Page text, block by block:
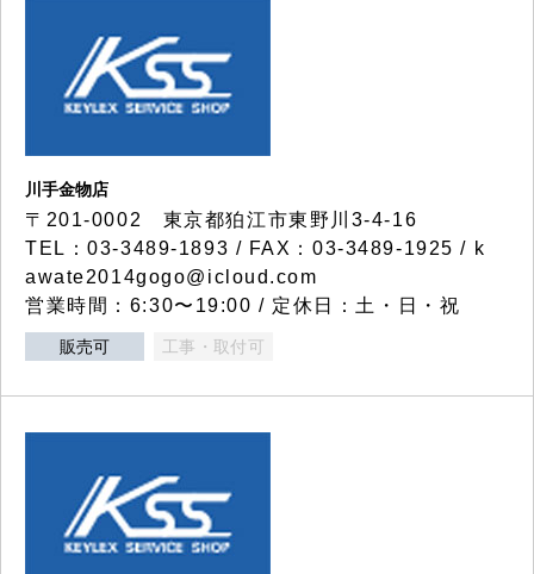
川手金物店
〒201-0002 東京都狛江市東野川3-4-16
TEL：03-3489-1893 / FAX：03-3489-1925 / k
awate2014gogo@icloud.com
営業時間：6:30〜19:00 / 定休日：土・日・祝
販売可 工事・取付可